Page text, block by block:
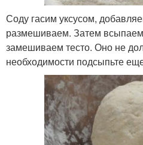
Соду гасим уксусом,
размешиваем. Затем всыпаем
замешиваем тесто. Оно не
необходимости подсыпьте